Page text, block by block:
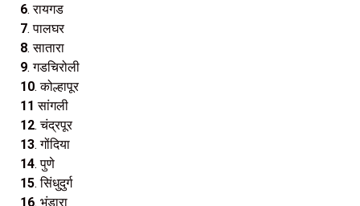
6. रायगड
7. पालघर
8. सातारा
9. गडचिरोली
10. कोल्हापूर
11 सांगली
12. चंद्रपूर
13. गोंदिया
14. पुणे
15. सिंधुदुर्ग
16. भंडारा